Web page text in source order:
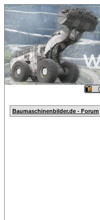
Baumaschinenbilder.de - Forum